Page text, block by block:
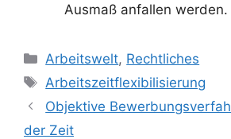
Ausmaß anfallen werden.
Kategorien
Arbeitswelt, Rechtliches
Schlagwörter
Arbeitszeitflexibilisierung
Objektive
der Zeit